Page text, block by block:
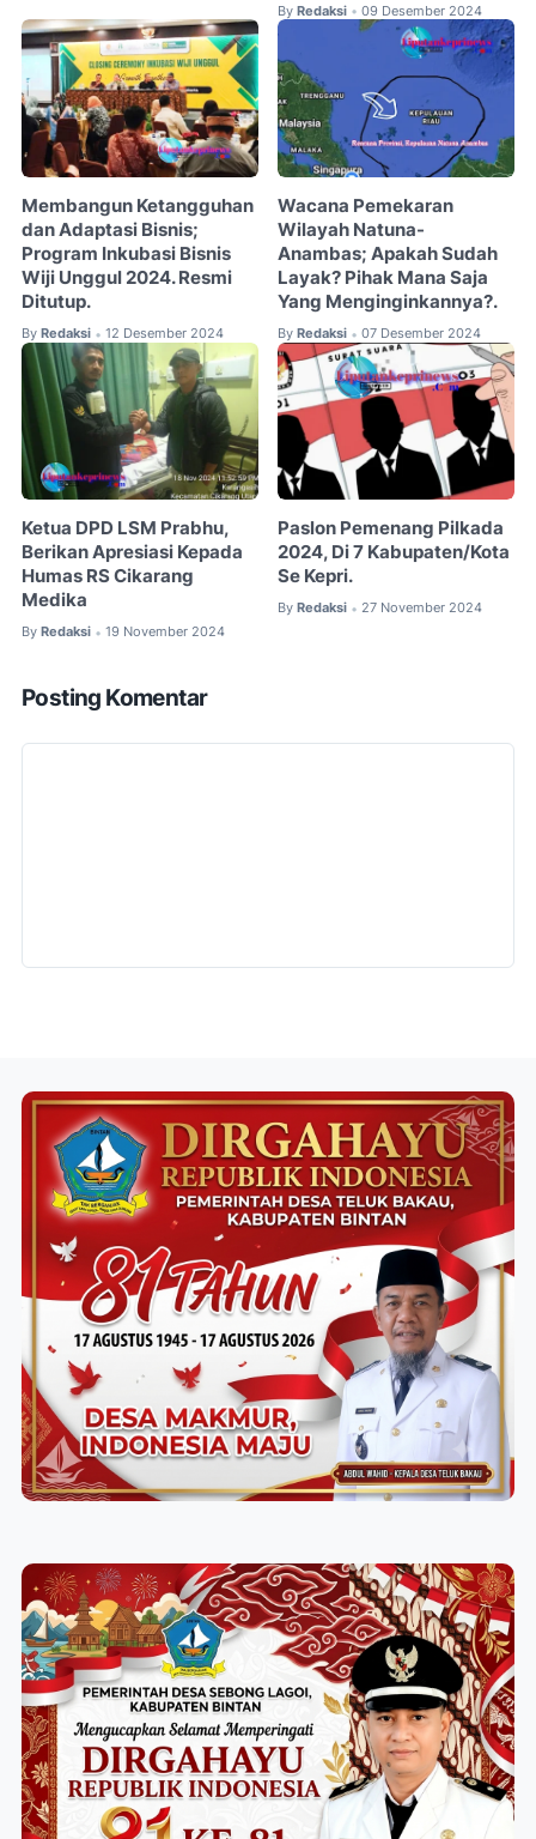
By Redaksi • 09 Desember 2024
Membangun Ketangguhan
dan Adaptasi Bisnis;
Program Inkubasi Bisnis
Wiji Unggul 2024. Resmi
Ditutup.
By Redaksi • 12 Desember 2024
Wacana Pemekaran
Wilayah Natuna-
Anambas; Apakah Sudah
Layak? Pihak Mana Saja
Yang Menginginkannya?.
By Redaksi • 07 Desember 2024
Ketua DPD LSM Prabhu,
Berikan Apresiasi Kepada
Humas RS Cikarang
Medika
By Redaksi • 19 November 2024
Paslon Pemenang Pilkada
2024, Di 7 Kabupaten/Kota
Se Kepri.
By Redaksi • 27 November 2024
Posting Komentar